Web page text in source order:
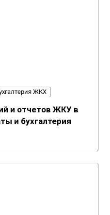
ЖКХ
и отчетов ЖКУ в
и бухгалтерия